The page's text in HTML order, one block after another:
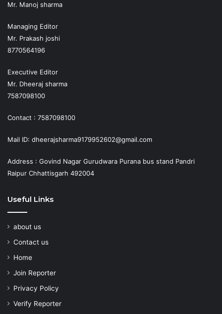
Mr. Manoj sharma
Managing Editor
Mr. Prakash joshi
8770564196
Executive Editor
Mr. Dheeraj sharma
7587098100
Contact : 7587098100
Mail ID: dheerajsharma9179952602@gmail.com
Address : Govind Nagar Gurudwara Purana bus stand Pandri
Raipur Chhattisgarh 492004
Useful Links
about us
Contact us
Home
Join Reporter
Privacy Policy
Verify Reporter